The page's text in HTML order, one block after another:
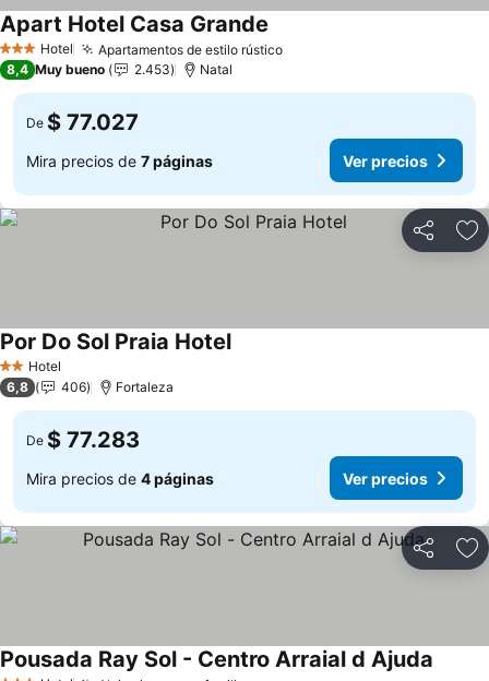
3 Estrellas
Hotel Apartamentos de estilo rústico
Apart Hotel Casa Grande
8,4 Muy bueno 2.453 Natal
De $ 77.027
Mira precios de 7 páginas Ver precios
Compartir
2 Estrellas
Hotel
Por Do Sol Praia Hotel
6,8 406 Fortaleza
De $ 77.283
Mira precios de 4 páginas Ver precios
Compartir
Pousada Ray Sol - Centro Arraial d Ajuda